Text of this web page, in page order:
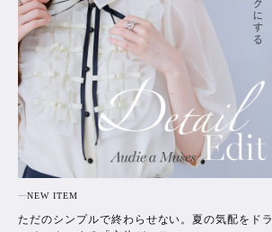
NEW ITEM
ただのシンプルで終わらせない。夏の気配をドラ